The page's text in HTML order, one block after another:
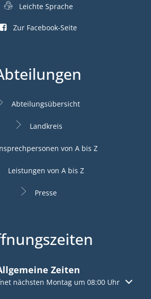
Leichte Sprache
Zur Facebook-Seite
Abteilungsübersicht
Landkreis
von A bis Z
Leistungen von A bis Z
Presse
Zeiten
Öffnungs- oder Schließzeiten
nächsten Montag um 08:00 Uhr